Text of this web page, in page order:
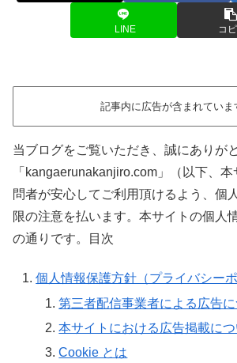
LINE コ
記事内に広告が含まれていま
当ブログをご覧いただき、誠にありが
「kangaerunakanjiro.com」（以下、
問者が安心してご利用頂けるよう、個
限の注意を払います。本サイトの個人
の通りです。目次
個人情報保護方針（プライバシーポ
第三者配信事業者による広告
本サイトにおける広告掲載につ
Cookie とは